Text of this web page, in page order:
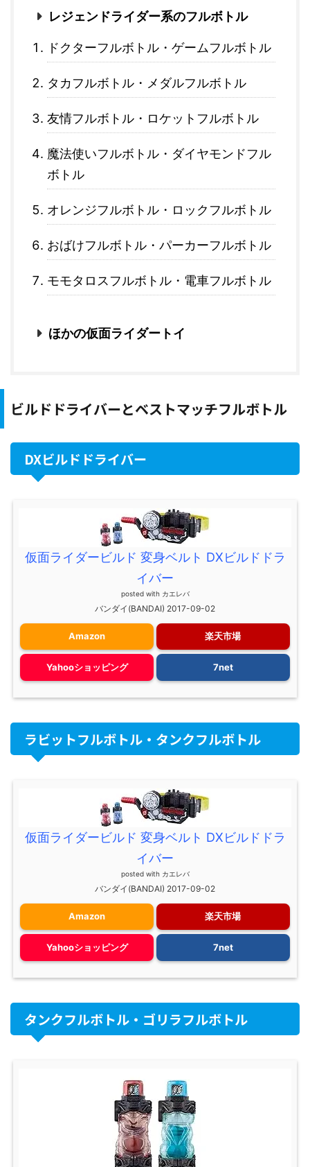
レジェンドライダー系のフルボトル
ドクターフルボトル・ゲームフルボトル
タカフルボトル・メダルフルボトル
友情フルボトル・ロケットフルボトル
魔法使いフルボトル・ダイヤモンドフル
ボトル
オレンジフルボトル・ロックフルボトル
おばけフルボトル・パーカーフルボトル
モモタロスフルボトル・電車フルボトル
ほかの仮面ライダートイ
ビルドドライバーとベストマッチフルボトル
DXビルドドライバー
仮面ライダービルド 変身ベルト DXビルドドラ
イバー
posted with カエレバ
バンダイ(BANDAI) 2017-09-02
Amazon 楽天市場
Yahooショッピング 7net
ラビットフルボトル・タンクフルボトル
仮面ライダービルド 変身ベルト DXビルドドラ
イバー
posted with カエレバ
バンダイ(BANDAI) 2017-09-02
Amazon 楽天市場
Yahooショッピング 7net
タンクフルボトル・ゴリラフルボトル